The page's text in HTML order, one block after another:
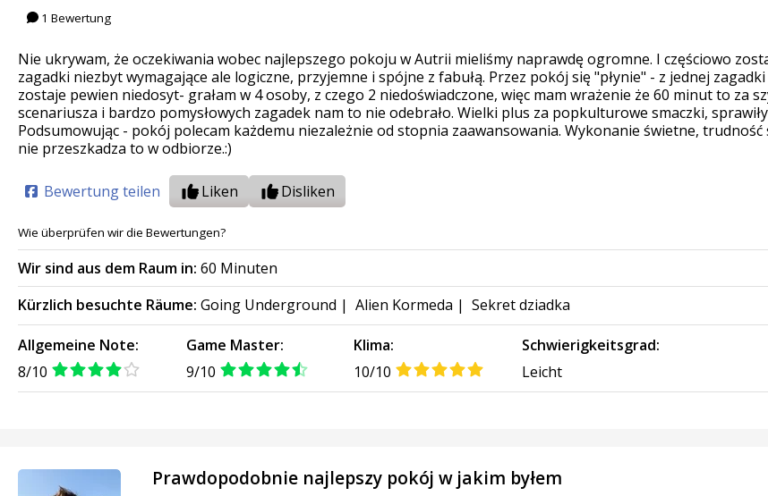
1 Bewertung
Nie ukrywam, że oczekiwania wobec najlepszego pokoju w Autrii mieliśmy naprawdę ogromne. I częściowo
zagadki niezbyt wymagające ale logiczne, przyjemne i spójne z fabułą. Przez pokój się "płynie" - z jednej
zostaje pewien niedosyt- grałam w 4 osoby, z czego 2 niedoświadczone, więc mam wrażenie że 60 minut to za
scenariusza i bardzo pomysłowych zagadek nam to nie odebrało. Wielki plus za popkulturowe smaczki,
Podsumowując - pokój polecam każdemu niezależnie od stopnia zaawansowania. Wykonanie świetne,
nie przeszkadza to w odbiorze.:)
Bewertung teilen Liken Disliken
Wie überprüfen wir die Bewertungen?
Wir sind aus dem Raum in: 60 Minuten
Kürzlich besuchte Räume: Going Underground | Alien Kormeda | Sekret dziadka
Allgemeine Note:
8/10
Game Master:
9/10
Klima:
10/10
Schwierigkeitsgrad:
Leicht
Prawdopodobnie najlepszy pokój w jakim byłem